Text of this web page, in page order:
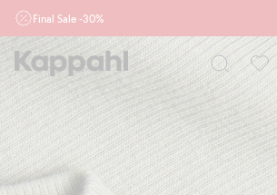
Final Sale -30%
Ważne przy zakupie min. 2 sztuk produktów
działu outlet do 10.8 w sklepach Kappahl i Newbie
nie łączymy
Kobieta Mężczyzna Dziecko
Newbie